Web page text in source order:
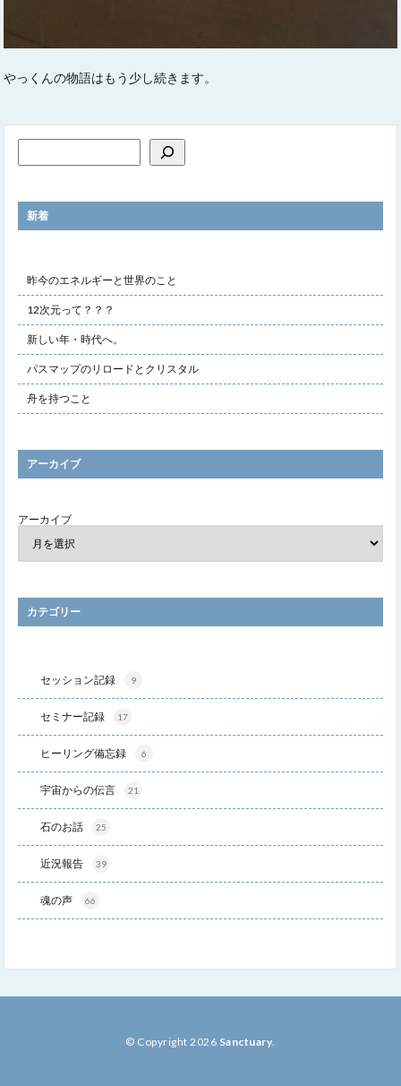
やっくんの物語はもう少し続きます。
新着
昨今のエネルギーと世界のこと
12次元って？？？
新しい年・時代へ。
パスマップのリロードとクリスタル
舟を持つこと
アーカイブ
アーカイブ
カテゴリー
セッション記録 9
セミナー記録 17
ヒーリング備忘録 6
宇宙からの伝言 21
石のお話 25
近況報告 39
魂の声 66
© Copyright 2026 Sanctuary.